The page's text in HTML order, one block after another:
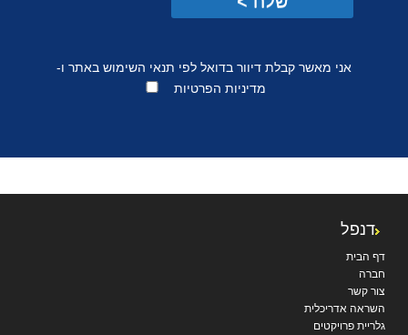
אני מאשר קבלת דיוור בדואל לפי תנאי השימוש באתר ו-
מדיניות הפרטיות
דנפל
דף הבית
חברה
צור קשר
השראה אדריכלית
גלריית פרויקטים